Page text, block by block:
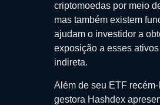
criptomoedas por meio
mas também existem
ajudam o investidor a
exposição a esses
indireta.
Além de seu ETF
gestora Hashdex